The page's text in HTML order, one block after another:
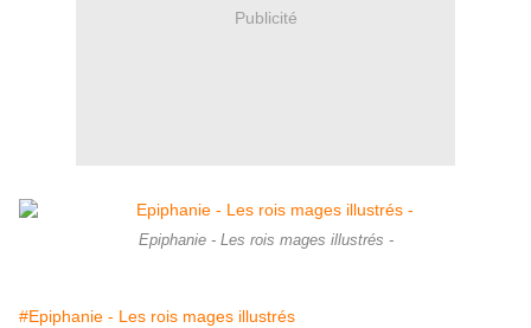
Publicité
Epiphanie - Les rois mages illustrés -
#Epiphanie - Les rois mages illustrés